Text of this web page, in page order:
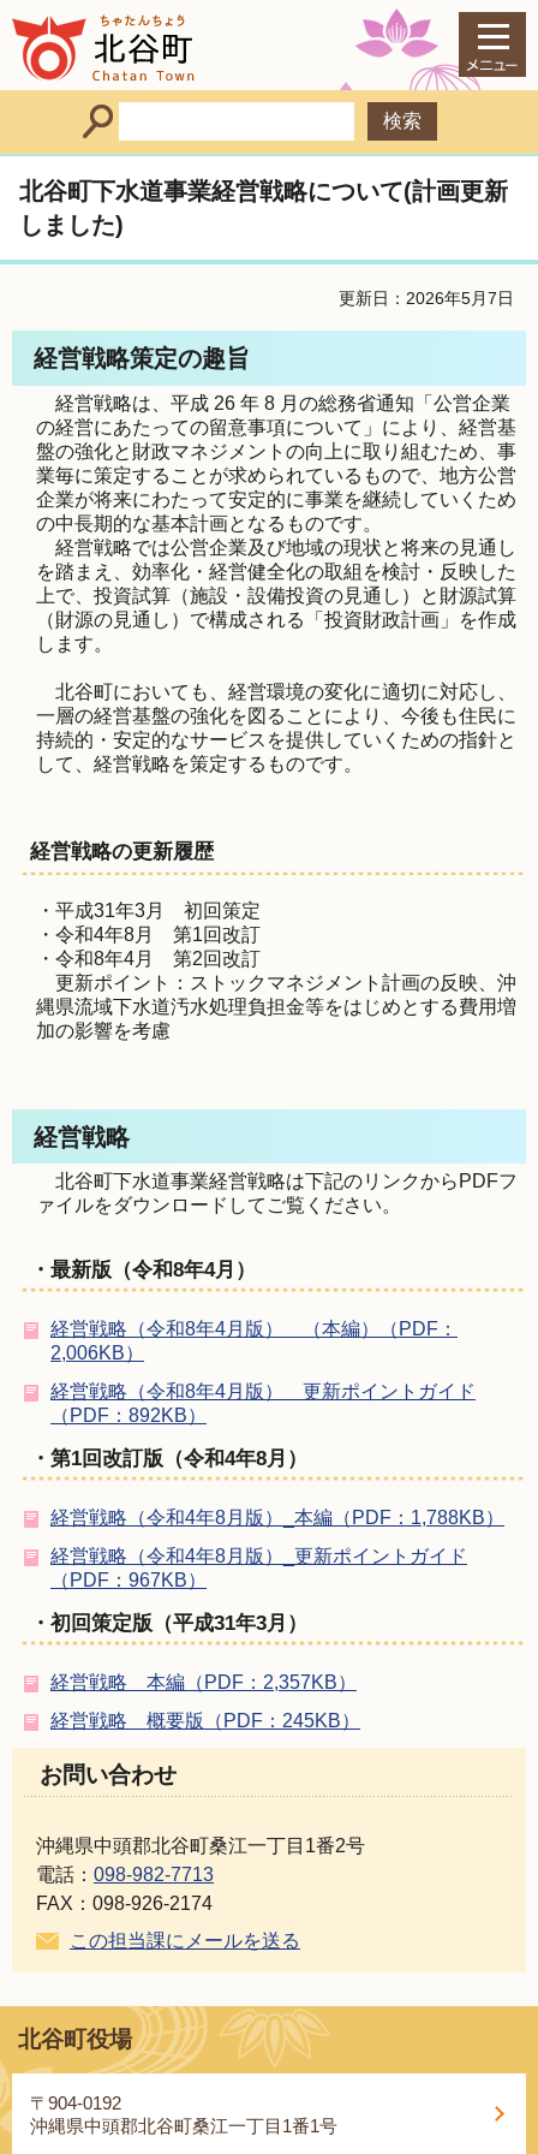
北谷町下水道事業経営戦略について(計画更新
しました)
更新日：2026年5月7日
経営戦略策定の趣旨
経営戦略は、平成 26 年 8 月の総務省通知「公営企業
の経営にあたっての留意事項について」により、経営基
盤の強化と財政マネジメントの向上に取り組むため、事
業毎に策定することが求められているもので、地方公営
企業が将来にわたって安定的に事業を継続していくため
の中長期的な基本計画となるものです。
経営戦略では公営企業及び地域の現状と将来の見通し
を踏まえ、効率化・経営健全化の取組を検討・反映した
上で、投資試算（施設・設備投資の見通し）と財源試算
（財源の見通し）で構成される「投資財政計画」を作成
します。
北谷町においても、経営環境の変化に適切に対応し、
一層の経営基盤の強化を図ることにより、今後も住民に
持続的・安定的なサービスを提供していくための指針と
して、経営戦略を策定するものです。
経営戦略の更新履歴
・平成31年3月 初回策定
・令和4年8月 第1回改訂
・令和8年4月 第2回改訂
更新ポイント：ストックマネジメント計画の反映、沖
縄県流域下水道汚水処理負担金等をはじめとする費用増
加の影響を考慮
経営戦略
北谷町下水道事業経営戦略は下記のリンクからPDFフ
ァイルをダウンロードしてご覧ください。
・最新版（令和8年4月）
経営戦略（令和8年4月版） （本編）（PDF：
2,006KB）
経営戦略（令和8年4月版） 更新ポイントガイド
（PDF：892KB）
・第1回改訂版（令和4年8月）
経営戦略（令和4年8月版）_本編（PDF：1,788KB）
経営戦略（令和4年8月版）_更新ポイントガイド
（PDF：967KB）
・初回策定版（平成31年3月）
経営戦略 本編（PDF：2,357KB）
経営戦略 概要版（PDF：245KB）
お問い合わせ
沖縄県中頭郡北谷町桑江一丁目1番2号
電話： 098-982-7713
FAX：098-926-2174
この担当課にメールを送る
北谷町役場
〒904-0192
沖縄県中頭郡北谷町桑江一丁目1番1号